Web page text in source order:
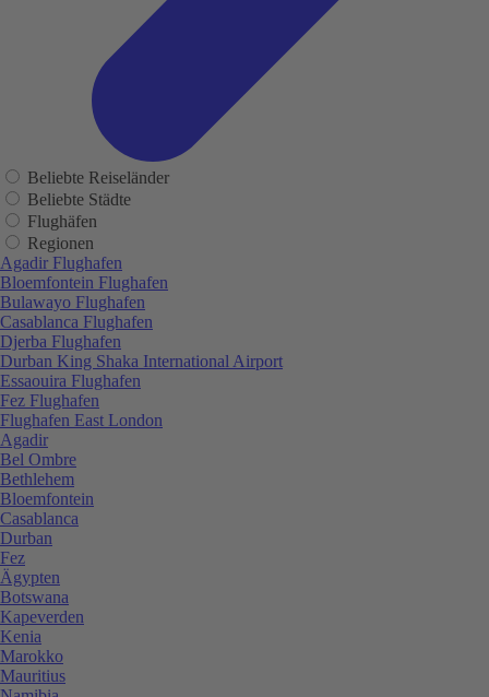
Beliebte Reiseländer
Beliebte Städte
Flughäfen
Regionen
Agadir Flughafen
Bloemfontein Flughafen
Bulawayo Flughafen
Casablanca Flughafen
Djerba Flughafen
Durban King Shaka International Airport
Essaouira Flughafen
Fez Flughafen
Flughafen East London
Agadir
Bel Ombre
Bethlehem
Bloemfontein
Casablanca
Durban
Fez
Ägypten
Botswana
Kapeverden
Kenia
Marokko
Mauritius